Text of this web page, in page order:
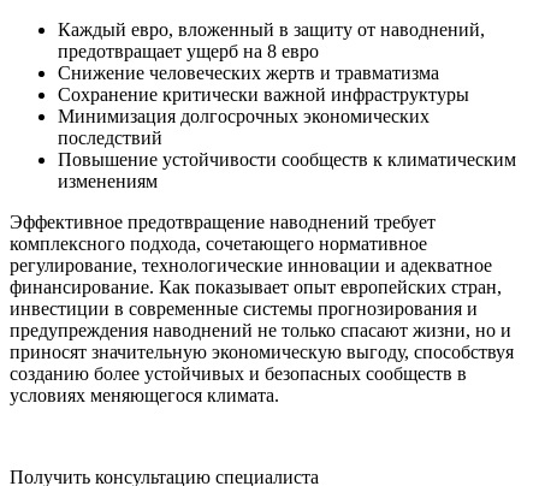
Каждый евро, вложенный в защиту от наводнений,
предотвращает ущерб на 8 евро
Снижение человеческих жертв и травматизма
Сохранение критически важной инфраструктуры
Минимизация долгосрочных экономических
последствий
Повышение устойчивости сообществ к климатическим
изменениям
Эффективное предотвращение наводнений требует
комплексного подхода, сочетающего нормативное
регулирование, технологические инновации и адекватное
финансирование. Как показывает опыт европейских стран,
инвестиции в современные системы прогнозирования и
предупреждения наводнений не только спасают жизни, но и
приносят значительную экономическую выгоду, способствуя
созданию более устойчивых и безопасных сообществ в
условиях меняющегося климата.
Получить консультацию специалиста